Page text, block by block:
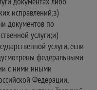
исправлений;з)
документов по
услуги;и)
услуги, если
федеральными
с ними иными
Федерации,